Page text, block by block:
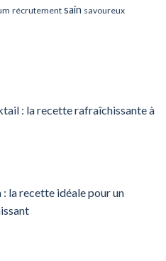
récrutement sain savoureux
: la recette rafraîchissante à
la recette idéale pour un